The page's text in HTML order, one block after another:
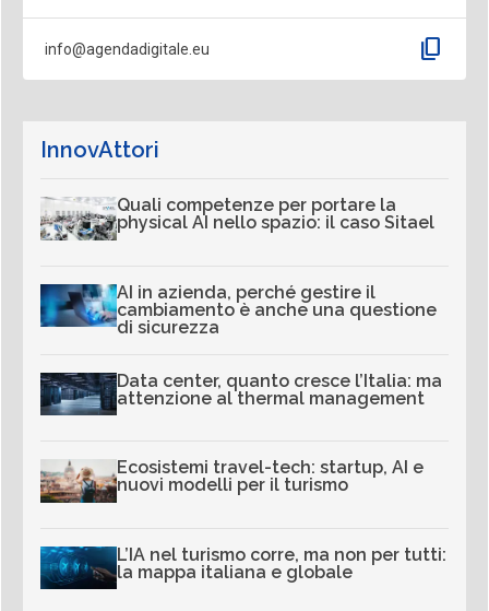
info@agendadigitale.eu content_copy
InnovAttori
Quali competenze per portare la
physical AI nello spazio: il caso Sitael
AI in azienda, perché gestire il
cambiamento è anche una questione
di sicurezza
Data center, quanto cresce l’Italia: ma
attenzione al thermal management
Ecosistemi travel-tech: startup, AI e
nuovi modelli per il turismo
L’IA nel turismo corre, ma non per tutti:
la mappa italiana e globale